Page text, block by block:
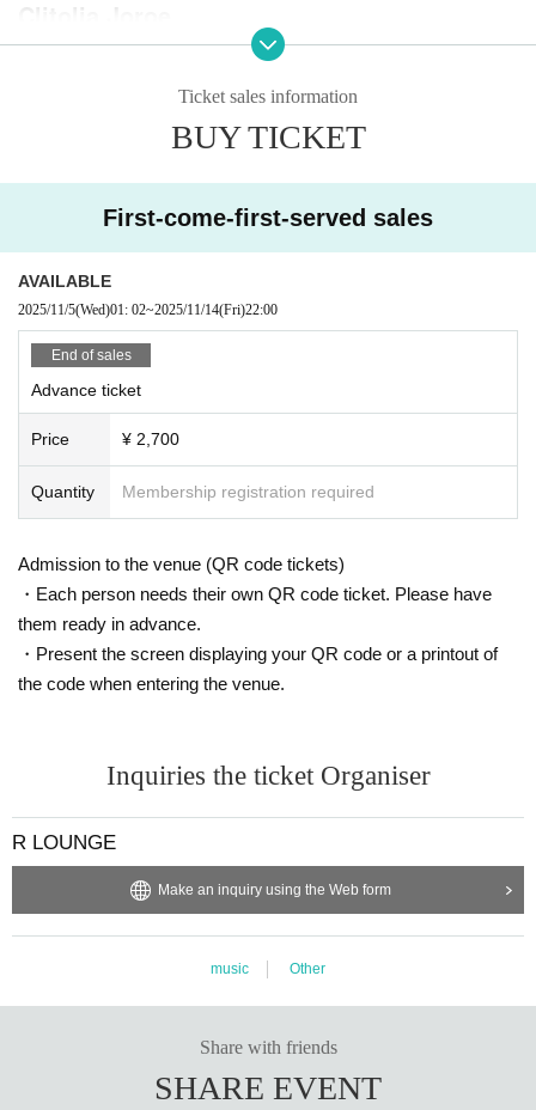
Alexander Bosserman
+
東京のアンダーグラウンドシーンで活動するintoxxyとMUNÉOが率いる
ハードコアクィアパーティ“FETCH”が、東京を拠点に置くGATA MAGA
ZINEと渋谷のR Loungeにて11月14日の夜、パーティを開催する。
重鎮ことdj g2gを筆頭に、アメリカからは官能的でスパイシーなムード
をフロアに落とすDj NicoやテクノパンクギャルことDIV☆、妖艶な雰囲
なラインナップが揃う。
dj g2gの音楽を特殊で魅力的なものにしているのには、共存できるとは
想像もできない要素同士の共鳴にある。デコンストラクテッド・クラブ
やバブルガムベース、ダブステップ、さらには南米のグアラチャなど、
多様な期限を持つハイブリッドな世界をいとも簡単に行き来する。
して、クィアシーンでの活動なども由来しているかもしれない。
本龍一や、日本のアーケードリズムゲーム音楽のプロデューサーLaurか
ら強い影響を受けたとインタビューで語っている。
“聴くイマジネーション”をポップかつドラマティックに刺激するバウン
シーなDJは、FETCHとのセッションのこの夜もフロアを巨大な共感で
包み込んでくれそうだ。
今回、GOGOには、小悪魔的ピエロ系ギャルのGabby Gabbyに実験的要
FETCHの絶対的メンバーj 、カメラにはChaozがレンズを通して夜の熱
FETCHが常に掲げてきた「クィアの身体性とクラブの解放感の交差点」
は、今回GATA MAGAZINEとの邂逅によってさらに拡張される。ダンス
Ticket sales information
BUY TICKET
First-come-first-served sales
AVAILABLE
2025/11/5(Wed)01: 02~2025/11/14(Fri)22:00
End of sales
Advance ticket
Price ¥ 2,700
Quantity Membership registration required
Admission to the venue (QR code tickets)
・Each person needs their own QR code ticket. Please have
them ready in advance.
・Present the screen displaying your QR code or a printout of
the code when entering the venue.
Inquiries the ticket Organiser
R LOUNGE
Make an inquiry using the Web form
music Other
Share with friends
SHARE EVENT